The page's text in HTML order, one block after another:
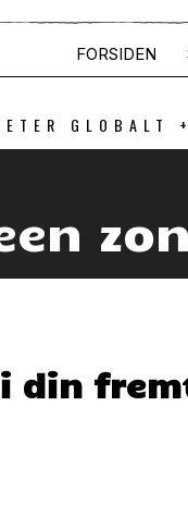
FORSIDEN
GLOBALT
din